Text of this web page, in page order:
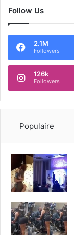
Follow Us
2.1M
Followers
126k
Followers
Populaire